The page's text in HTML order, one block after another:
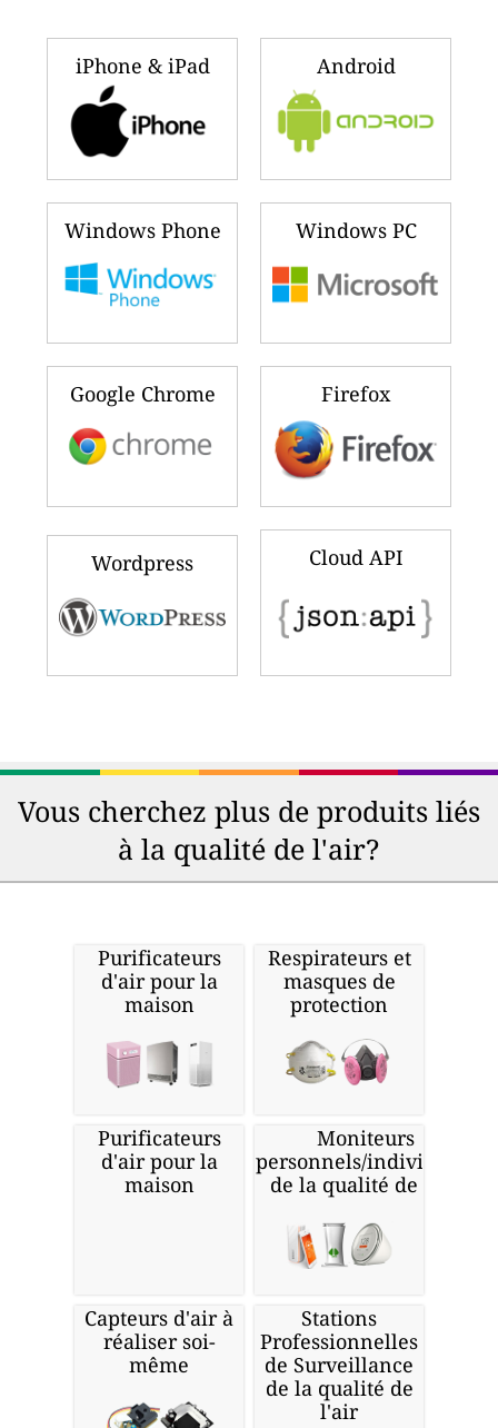
iPhone & iPad Android
Windows Phone Windows PC
Google Chrome Firefox
Wordpress Cloud API
Vous cherchez plus de produits liés
à la qualité de l'air?
Purificateurs
d'air pour la
maison
Respirateurs et
masques de
protection
Purificateurs
d'air pour la
maison
Moniteurs
personnels/individuels
de la qualité de l'air
Capteurs d'air à
réaliser soi-
même
Stations
Professionnelles
de Surveillance
de la qualité de
l'air